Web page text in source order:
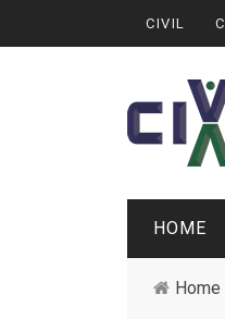
CIVIL
HOME
Home